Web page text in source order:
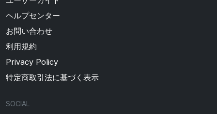
ヘルプセンター
お問い合わせ
利用規約
Privacy Policy
特定商取引法に基づく表示
SOCIAL